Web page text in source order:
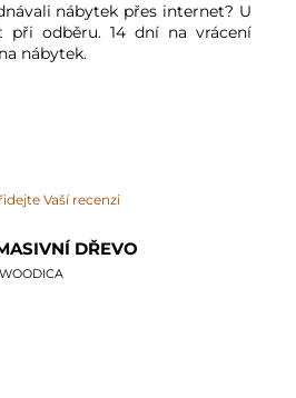
nábytek přes internet? U
při odběru. 14 dní na vrácení
nábytek.
Vaší recenzi
DŘEVO